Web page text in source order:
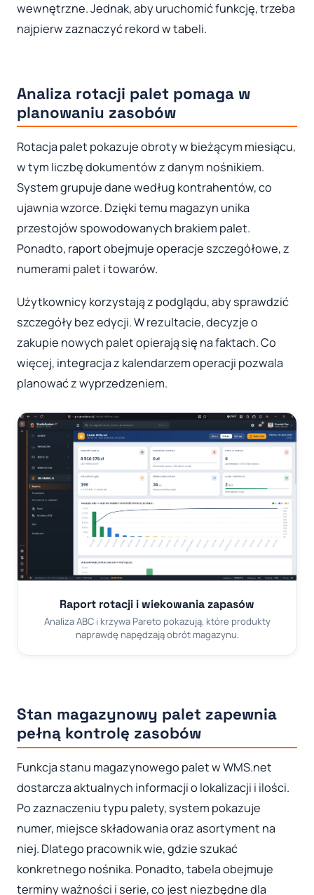
wewnętrzne. Jednak, aby uruchomić funkcję, trzeba
najpierw zaznaczyć rekord w tabeli.
Analiza rotacji palet pomaga w
planowaniu zasobów
Rotacja palet pokazuje obroty w bieżącym miesiącu,
w tym liczbę dokumentów z danym nośnikiem.
System grupuje dane według kontrahentów, co
ujawnia wzorce. Dzięki temu magazyn unika
przestojów spowodowanych brakiem palet.
Ponadto, raport obejmuje operacje szczegółowe, z
numerami palet i towarów.
Użytkownicy korzystają z podglądu, aby sprawdzić
szczegóły bez edycji. W rezultacie, decyzje o
zakupie nowych palet opierają się na faktach. Co
więcej, integracja z kalendarzem operacji pozwala
planować z wyprzedzeniem.
Raport rotacji i wiekowania zapasów
Analiza ABC i krzywa Pareto pokazują, które produkty
naprawdę napędzają obrót magazynu.
Stan magazynowy palet zapewnia
pełną kontrolę zasobów
Funkcja stanu magazynowego palet w WMS.net
dostarcza aktualnych informacji o lokalizacji i ilości.
Po zaznaczeniu typu palety, system pokazuje
numer, miejsce składowania oraz asortyment na
niej. Dlatego pracownik wie, gdzie szukać
konkretnego nośnika. Ponadto, tabela obejmuje
terminy ważności i serie, co jest niezbędne dla